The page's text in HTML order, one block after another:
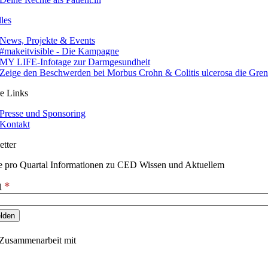
Projekte & Events
- Die Kampagne
LIFE-Infotage zur Darmgesundheit
den Beschwerden bei Morbus Crohn & Colitis ulcerosa die
Links
und Sponsoring
pro Quartal Informationen zu CED Wissen und Aktuellem
*
mit